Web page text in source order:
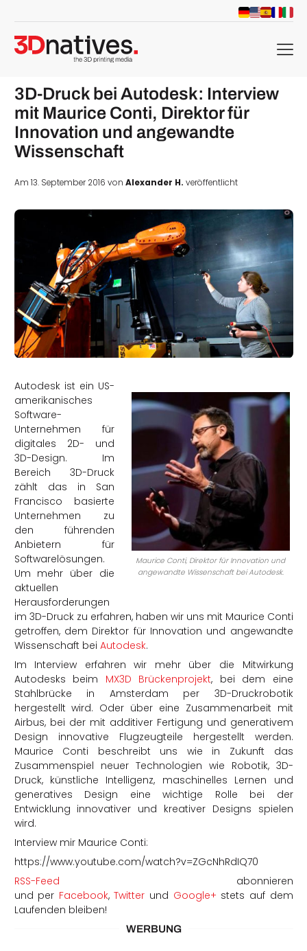
menu
3D-Druck bei Autodesk: Interview
mit Maurice Conti, Direktor für
Innovation und angewandte
Wissenschaft
Am 13. September 2016 von Alexander H. veröffentlicht
Maurice Conti, Direktor für Innovation und
angewandte Wissenschaft bei Autodesk.
Autodesk ist ein US-
amerikanisches
Software-
Unternehmen für
digitales 2D- und
3D-Design. Im
Bereich 3D-Druck
zählt das in San
Francisco basierte
Unternehmen zu
den führenden
Anbietern für
Softwarelösungen.
Um mehr über die
aktuellen
Herausforderungen
im 3D-Druck zu erfahren, haben wir uns mit Maurice Conti
getroffen, dem Direktor für Innovation und angewandte
Wissenschaft bei Autodesk.
Im Interview erfahren wir mehr über die Mitwirkung
Autodesks beim MX3D Brückenprojekt, bei dem eine
Stahlbrücke in Amsterdam per 3D-Druckrobotik
hergestellt wird. Oder über eine Zusammenarbeit mit
Airbus, bei der mit additiver Fertigung und generativem
Design innovative Flugzeugteile hergestellt werden.
Maurice Conti beschreibt uns wie in Zukunft das
Zusammenspiel neuer Technologien wie Robotik, 3D-
Druck, künstliche Intelligenz, maschinelles Lernen und
generatives Design eine wichtige Rolle bei der
Entwicklung innovativer und kreativer Designs spielen
wird.
Interview mir Maurice Conti:
https://www.youtube.com/watch?v=ZGcNhRdIQ70
RSS-Feed abonnieren
und per Facebook,Twitter und Google+ stets auf dem
Laufenden bleiben!
WERBUNG